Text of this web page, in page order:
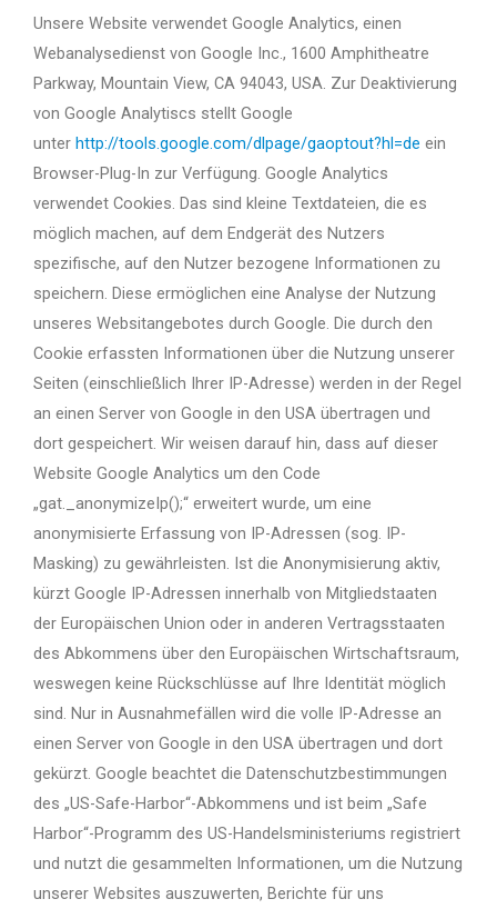
Unsere Website verwendet Google Analytics, einen
Webanalysedienst von Google Inc., 1600 Amphitheatre
Parkway, Mountain View, CA 94043, USA. Zur Deaktivierung
von Google Analytiscs stellt Google
unter http://tools.google.com/dlpage/gaoptout?hl=de ein
Browser-Plug-In zur Verfügung. Google Analytics
verwendet Cookies. Das sind kleine Textdateien, die es
möglich machen, auf dem Endgerät des Nutzers
spezifische, auf den Nutzer bezogene Informationen zu
speichern. Diese ermöglichen eine Analyse der Nutzung
unseres Websitangebotes durch Google. Die durch den
Cookie erfassten Informationen über die Nutzung unserer
Seiten (einschließlich Ihrer IP-Adresse) werden in der Regel
an einen Server von Google in den USA übertragen und
dort gespeichert. Wir weisen darauf hin, dass auf dieser
Website Google Analytics um den Code
„gat._anonymizeIp();“ erweitert wurde, um eine
anonymisierte Erfassung von IP-Adressen (sog. IP-
Masking) zu gewährleisten. Ist die Anonymisierung aktiv,
kürzt Google IP-Adressen innerhalb von Mitgliedstaaten
der Europäischen Union oder in anderen Vertragsstaaten
des Abkommens über den Europäischen Wirtschaftsraum,
weswegen keine Rückschlüsse auf Ihre Identität möglich
sind. Nur in Ausnahmefällen wird die volle IP-Adresse an
einen Server von Google in den USA übertragen und dort
gekürzt. Google beachtet die Datenschutzbestimmungen
des „US-Safe-Harbor“-Abkommens und ist beim „Safe
Harbor“-Programm des US-Handelsministeriums registriert
und nutzt die gesammelten Informationen, um die Nutzung
unserer Websites auszuwerten, Berichte für uns